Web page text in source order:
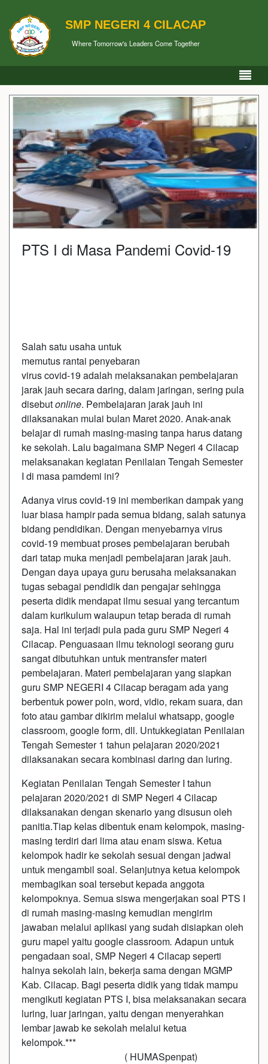
SMP NEGERI 4 CILACAP
Where Tomorrow's Leaders Come Together
PTS I di Masa Pandemi Covid-19
Salah satu usaha untuk
memutus rantai penyebaran
virus covid-19 adalah melaksanakan pembelajaran
jarak jauh secara daring, dalam jaringan, sering pula
disebutonline. Pembelajaran jarak jauh ini
dilaksanakan mulai bulan Maret 2020. Anak-anak
belajar di rumah masing-masing tanpa harus datang
ke sekolah. Lalu bagaimana SMP Negeri 4 Cilacap
melaksanakan kegiatan Penilaian Tengah Semester
I di masa pamdemi ini?
Adanya virus covid-19 ini memberikan dampak yang
luar biasa hampir pada semua bidang, salah satunya
bidang pendidikan. Dengan menyebarnya virus
covid-19 membuat proses pembelajaran berubah
dari tatap muka menjadi pembelajaran jarak jauh.
Dengan daya upaya guru berusaha melaksanakan
tugas sebagai pendidik dan pengajar sehingga
peserta didik mendapat ilmu sesuai yang tercantum
dalam kurikulum walaupun tetap berada di rumah
saja. Hal ini terjadi pula pada guru SMP Negeri 4
Cilacap. Penguasaan ilmu teknologi seorang guru
sangat dibutuhkan untuk mentransfer materi
pembelajaran. Materi pembelajaran yang siapkan
guru SMP NEGERI 4 Cilacap beragam ada yang
berbentuk power poin, word, vidio, rekam suara, dan
foto atau gambar dikirim melalui whatsapp, google
classroom, google form, dll. Untukkegiatan Penilaian
Tengah Semester 1 tahun pelajaran 2020/2021
dilaksanakan secara kombinasi daring dan luring.
Kegiatan Penilaian Tengah Semester I tahun
pelajaran 2020/2021 di SMP Negeri 4 Cilacap
dilaksanakan dengan skenario yang disusun oleh
panitia.Tiap kelas dibentuk enam kelompok, masing-
masing terdiri dari lima atau enam siswa. Ketua
kelompok hadir ke sekolah sesuai dengan jadwal
untuk mengambil soal. Selanjutnya ketua kelompok
membagikan soal tersebut kepada anggota
kelompoknya. Semua siswa mengerjakan soal PTS I
di rumah masing-masing kemudian mengirim
jawaban melalui aplikasi yang sudah disiapkan oleh
guru mapel yaitu google classroom. Adapun untuk
pengadaan soal, SMP Negeri 4 Cilacap seperti
halnya sekolah lain, bekerja sama dengan MGMP
Kab. Cilacap. Bagi peserta didik yang tidak mampu
mengikuti kegiatan PTS I, bisa melaksanakan secara
luring, luar jaringan, yaitu dengan menyerahkan
lembar jawab ke sekolah melalui ketua
kelompok.***
( HUMASpenpat)